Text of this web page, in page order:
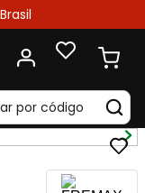
por código